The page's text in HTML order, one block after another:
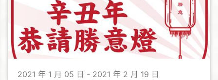
2021 年 1 月 05 日 - 2021 年 2 月 19 日